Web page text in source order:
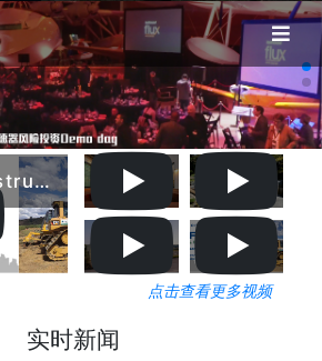
Futurer Construction Landmark of Scale & Luxury In Albany
高品质7卧豪宅，Albany巅峰之作，5 Third Fairway Place
点击查看更多视频
实时新闻